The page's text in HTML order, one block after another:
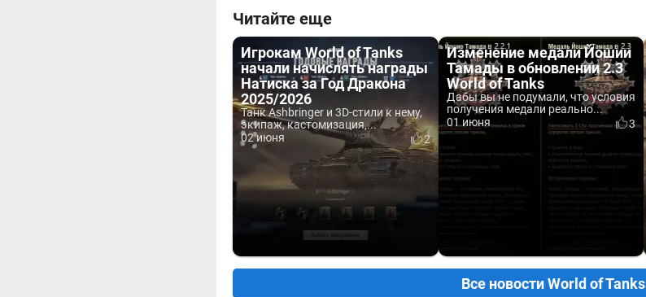
Читайте еще
Игрокам World of Tanks
начали начислять награды
Натиска за Год Дракона
2025/2026
Танк Ashbringer и 3D-стили к нему,
экипаж, кастомизация,...
02 июня
2
Изменение медали Йошии
Тамады в обновлении 2.3
World of Tanks
Дабы вы не подумали, что условия
получения медали реально...
01 июня
3
Все новости World of Tanks